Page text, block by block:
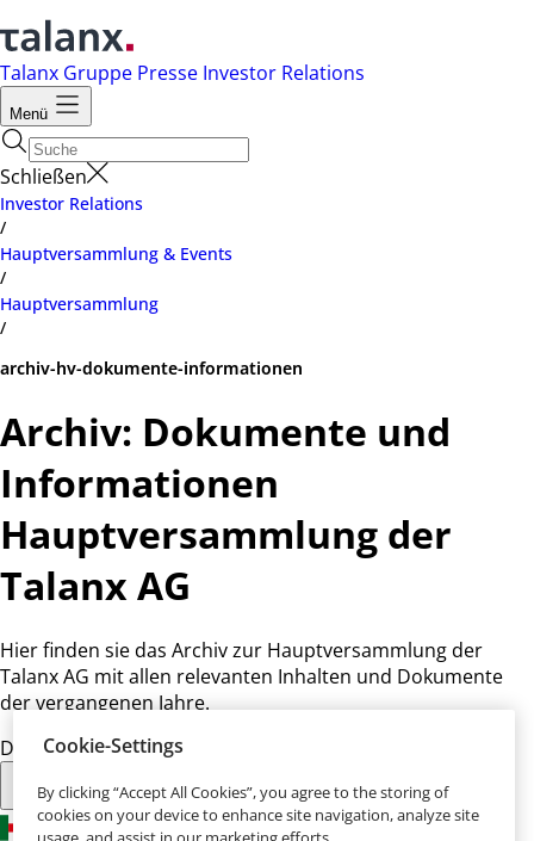
Talanx Gruppe Presse Investor Relations
Menü
Schließen
Investor Relations
/
Hauptversammlung & Events
/
Hauptversammlung
/
archiv-hv-dokumente-informationen
Archiv: Dokumente und
Informationen
Hauptversammlung der
Talanx AG
Hier finden sie das Archiv zur Hauptversammlung der
Talanx AG mit allen relevanten Inhalten und Dokumente
der vergangenen Jahre.
Diese Seite teilen:
Cookie-Settings
By clicking “Accept All Cookies”, you agree to the storing of
cookies on your device to enhance site navigation, analyze site